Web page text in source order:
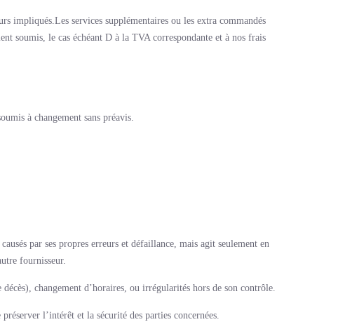
impliqués.Les services supplémentaires ou les extra commandés
soumis, le cas échéant D à la TVA correspondante et à nos frais
à changement sans préavis.
par ses propres erreurs et défaillance, mais agit seulement en
fournisseur.
changement d’horaires, ou irrégularités hors de son contrôle.
l’intérêt et la sécurité des parties concernées.